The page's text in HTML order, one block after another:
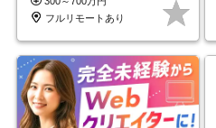
フルリモートあり